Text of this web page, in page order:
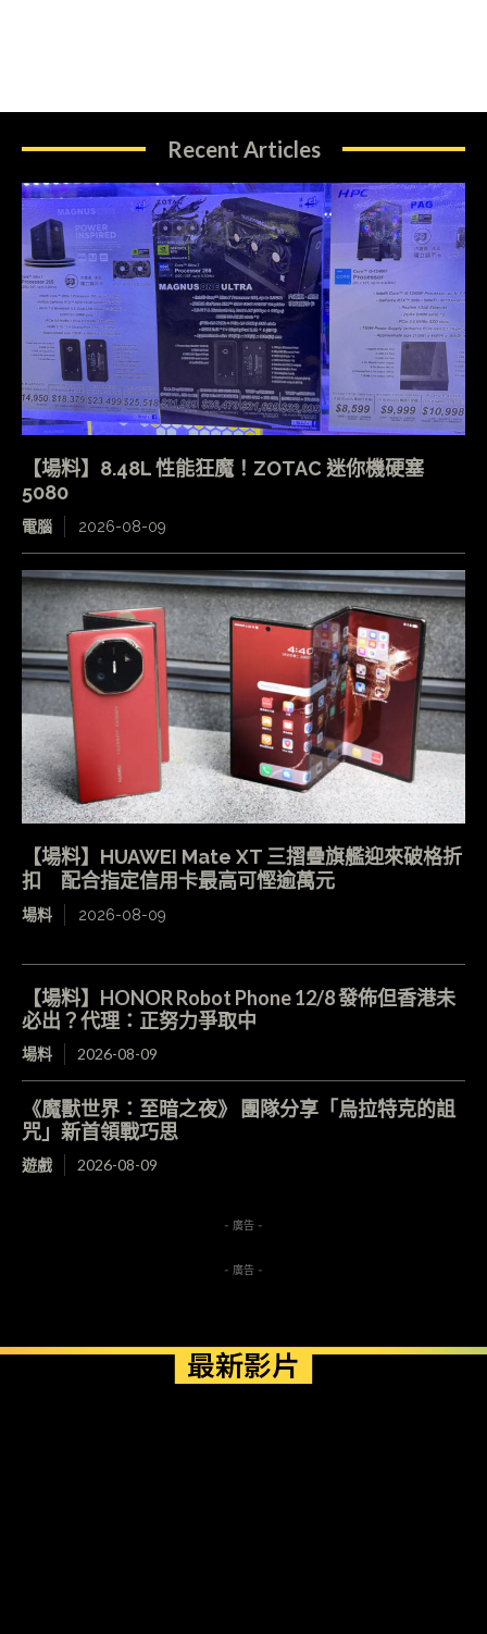
Recent Articles
【場料】8.48L 性能狂魔！ZOTAC 迷你機硬塞
5080
電腦 2026-08-09
【場料】HUAWEI Mate XT 三摺疊旗艦迎來破格折
扣 配合指定信用卡最高可慳逾萬元
場料 2026-08-09
【場料】HONOR Robot Phone 12/8 發佈但香港未
必出？代理：正努力爭取中
場料 2026-08-09
《魔獸世界：至暗之夜》 團隊分享「烏拉特克的詛
咒」新首領戰巧思
遊戲 2026-08-09
- 廣告 -
- 廣告 -
最新影片